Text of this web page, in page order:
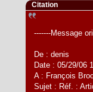
Citation
-------Message
De : denis
Date : 05/29/06
A : François
Sujet : Réf. :